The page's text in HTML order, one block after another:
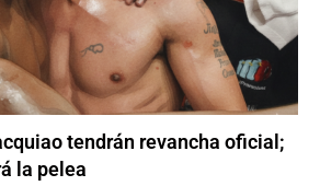
tendrán revancha oficial;
la pelea